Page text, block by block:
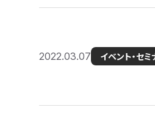
2022.03.07 イベント・セミ